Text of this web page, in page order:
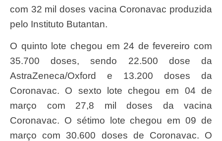
com 32 mil doses vacina Coronavac produzida
pelo Instituto Butantan.
O quinto lote chegou em 24 de fevereiro com
35.700 doses, sendo 22.500 dose da
AstraZeneca/Oxford e 13.200 doses da
Coronavac. O sexto lote chegou em 04 de
março com 27,8 mil doses da vacina
Coronavac. O sétimo lote chegou em 09 de
março com 30.600 doses de Coronavac. O